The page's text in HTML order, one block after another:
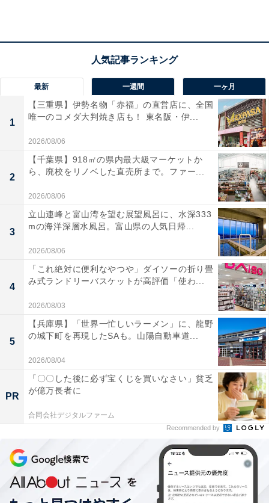
【クロスワードパズルクイズ】1分でストレス解
消！ 空欄に共通する2文字は？学生時代の思い
出がヒント
最新 一週間 一ヶ月
1
【三重県】伊勢名物「赤福」の直営店に、全国
唯一のコメダ大判焼き店も！ 東名阪・伊...
2026/08/06
2
【千葉県】918㎡の県内最大級マーケットか
ら、廃校をリノベした直売所まで。ファー...
2026/08/06
3
立山連峰と富山湾を望む展望風呂に、水深333
mの海洋深層水風呂。富山県の人気日帰...
2026/08/06
4
「これ絶対に便利なやつや」ダイソーの折り畳
み式ランドリーバスケットが高評価「使わ...
2026/08/03
5
【兵庫県】「世界一忙しいラーメン」に、龍野
の城下町を再現したSAも。山陽自動車道...
2026/08/04
PR
「〇〇した後に必ず宝くじを買いなさい」貧乏
が億万長者に
合同会社デジタルファーム
Recommended by